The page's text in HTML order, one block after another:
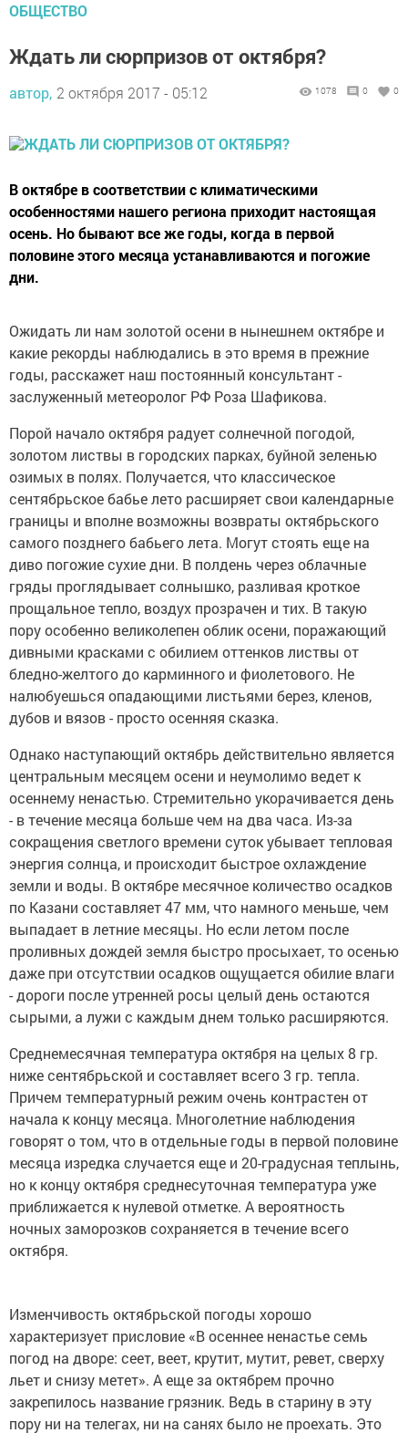
ОБЩЕСТВО
Ждать ли сюрпризов от октября?
автор, 2 октября 2017 - 05:12 1078 0 0
В октябре в соответствии с климатическими
особенностями нашего региона приходит настоящая
осень. Но бывают все же годы, когда в первой
половине этого месяца устанавливаются и погожие
дни.
Ожидать ли нам золотой осени в нынешнем октябре и
какие рекорды наблюдались в это время в прежние
годы, расскажет наш постоянный консультант -
заслуженный метеоролог РФ Роза Шафикова.
Порой начало октября радует солнечной погодой,
золотом листвы в городских парках, буйной зеленью
озимых в полях. Получается, что классическое
сентябрьское бабье лето расширяет свои календарные
границы и вполне возможны возвраты октябрьского
самого позднего бабьего лета. Могут стоять еще на
диво погожие сухие дни. В полдень через облачные
гряды проглядывает солнышко, разливая кроткое
прощальное тепло, воздух прозрачен и тих. В такую
пору особенно великолепен облик осени, поражающий
дивными красками с обилием оттенков листвы от
бледно-желтого до карминного и фиолетового. Не
налюбуешься опадающими листьями берез, кленов,
дубов и вязов - просто осенняя сказка.
Однако наступающий октябрь действительно является
центральным месяцем осени и неумолимо ведет к
осеннему ненастью. Стремительно укорачивается день
- в течение месяца больше чем на два часа. Из-за
сокращения светлого времени суток убывает тепловая
энергия солнца, и происходит быстрое охлаждение
земли и воды. В октябре месячное количество осадков
по Казани составляет 47 мм, что намного меньше, чем
выпадает в летние месяцы. Но если летом после
проливных дождей земля быстро просыхает, то осенью
даже при отсутствии осадков ощущается обилие влаги
- дороги после утренней росы целый день остаются
сырыми, а лужи с каждым днем только расширяются.
Среднемесячная температура октября на целых 8 гр.
ниже сентябрьской и составляет всего 3 гр. тепла.
Причем температурный режим очень контрастен от
начала к концу месяца. Многолетние наблюдения
говорят о том, что в отдельные годы в первой половине
месяца изредка случается еще и 20-градусная теплынь,
но к концу октября среднесуточная температура уже
приближается к нулевой отметке. А вероятность
ночных заморозков сохраняется в течение всего
октября.
Изменчивость октябрьской погоды хорошо
характеризует присловие «В осеннее ненастье семь
погод на дворе: сеет, веет, крутит, мутит, ревет, сверху
льет и снизу метет». А еще за октябрем прочно
закрепилось название грязник. Ведь в старину в эту
пору ни на телегах, ни на санях было не проехать. Это